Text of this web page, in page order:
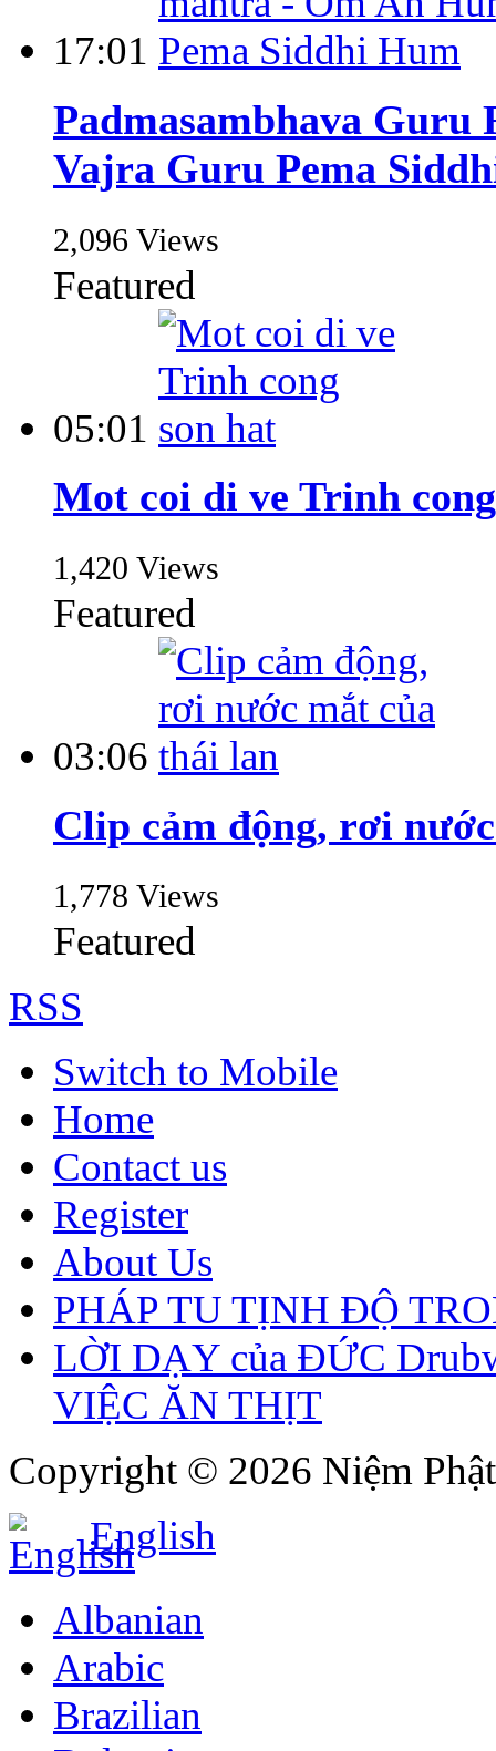
17:01
Padmasambhava
Vajra Guru Pema
2,096 Views
Featured
05:01
Mot coi di ve Trinh
1,420 Views
Featured
03:06
Clip cảm động, rơi
1,778 Views
Featured
RSS
Switch to Mobile
Home
Contact us
Register
About Us
PHÁP TU TỊNH ĐỘ
LỜI DẠY của ĐỨC
VIỆC ĂN THỊT
Copyright © 2026 Niệm
English
Albanian
Arabic
Brazilian